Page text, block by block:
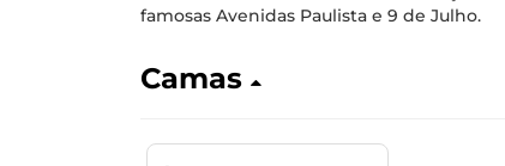
famosas Avenidas Paulista e 9 de Julho.
Camas